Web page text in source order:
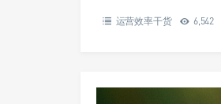
运营效率干货 6,542